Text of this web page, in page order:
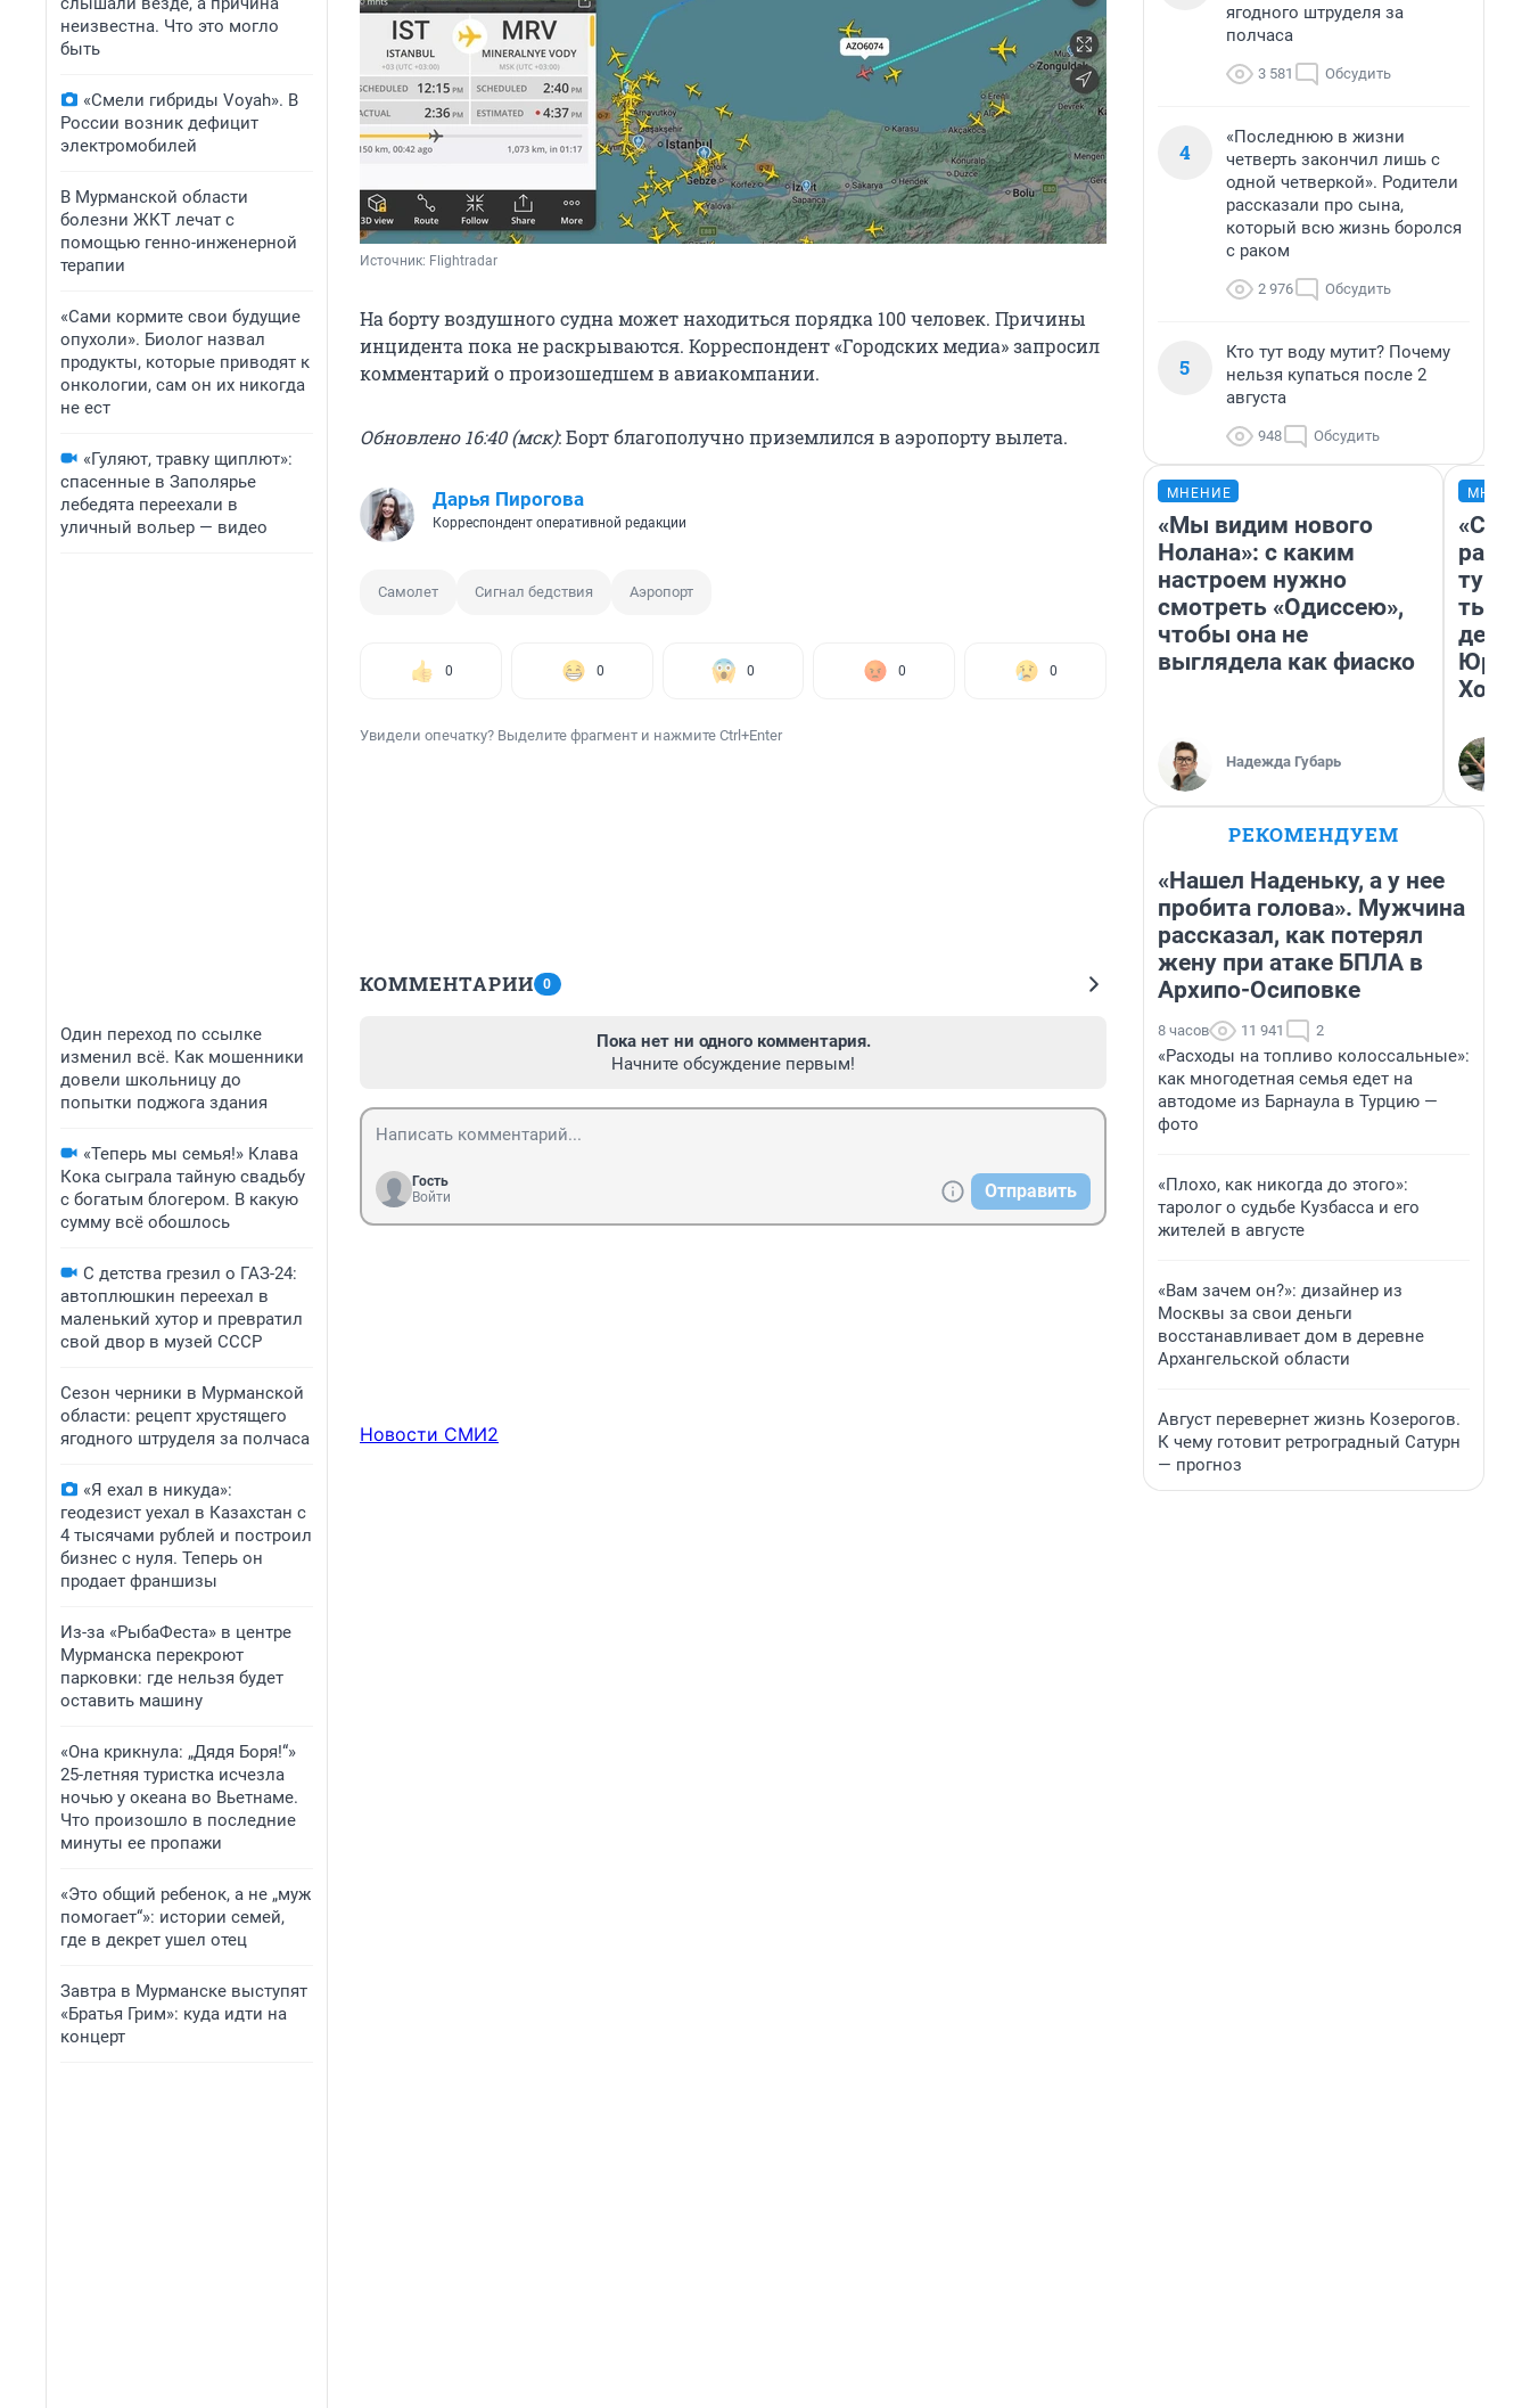
неизвестна. Что это могло
быть
«Смели гибриды Voyah». В
России возник дефицит
электромобилей
В Мурманской области
болезни ЖКТ лечат с
помощью генно-инженерной
терапии
«Сами кормите свои будущие
опухоли». Биолог назвал
продукты, которые приводят к
онкологии, сам он их никогда
не ест
«Гуляют, травку щиплют»:
спасенные в Заполярье
лебедята переехали в
уличный вольер — видео
Один переход по ссылке
изменил всё. Как мошенники
довели школьницу до
попытки поджога здания
«Теперь мы семья!» Клава
Кока сыграла тайную свадьбу
с богатым блогером. В какую
сумму всё обошлось
С детства грезил о ГАЗ-24:
автоплюшкин переехал в
маленький хутор и превратил
свой двор в музей СССР
Сезон черники в Мурманской
области: рецепт хрустящего
ягодного штруделя за полчаса
«Я ехал в никуда»:
геодезист уехал в Казахстан с
4 тысячами рублей и построил
бизнес с нуля. Теперь он
продает франшизы
Из-за «РыбаФеста» в центре
Мурманска перекроют
парковки: где нельзя будет
оставить машину
«Она крикнула: „Дядя Боря!“»
25-летняя туристка исчезла
ночью у океана во Вьетнаме.
Что произошло в последние
минуты ее пропажи
«Это общий ребенок, а не „муж
помогает“»: истории семей,
где в декрет ушел отец
Завтра в Мурманске выступят
«Братья Грим»: куда идти на
концерт
Источник: Flightradar
На борту воздушного судна может находиться порядка 100 человек. Причины
инцидента пока не раскрываются. Корреспондент «Городских медиа» запросил
комментарий о произошедшем в авиакомпании.
Обновлено 16:40 (мск): Борт благополучно приземлился в аэропорту вылета.
Дарья Пирогова
Корреспондент оперативной редакции
Самолет Сигнал бедствия Аэропорт
0 0 0 0 0
Увидели опечатку? Выделите фрагмент и нажмите Ctrl+Enter
КОММЕНТАРИИ 0
Пока нет ни одного комментария.
Начните обсуждение первым!
Гость
Войти
Отправить
Новости СМИ2
ягодного штруделя за
полчаса
3 581 Обсудить
4
«Последнюю в жизни
четверть закончил лишь с
одной четверкой». Родители
рассказали про сына,
который всю жизнь боролся
с раком
2 976 Обсудить
5
Кто тут воду мутит? Почему
нельзя купаться после 2
августа
948 Обсудить
МНЕНИЕ
«Мы видим нового
Нолана»: с каким
настроем нужно
смотреть «Одиссею»,
чтобы она не
выглядела как фиаско
Надежда Губарь
день
РЕКОМЕНДУЕМ
«Нашел Наденьку, а у нее
пробита голова». Мужчина
рассказал, как потерял
жену при атаке БПЛА в
Архипо-Осиповке
8 часов 11 941 2
«Расходы на топливо колоссальные»:
как многодетная семья едет на
автодоме из Барнаула в Турцию —
фото
«Плохо, как никогда до этого»:
таролог о судьбе Кузбасса и его
жителей в августе
«Вам зачем он?»: дизайнер из
Москвы за свои деньги
восстанавливает дом в деревне
Архангельской области
Август перевернет жизнь Козерогов.
К чему готовит ретроградный Сатурн
— прогноз